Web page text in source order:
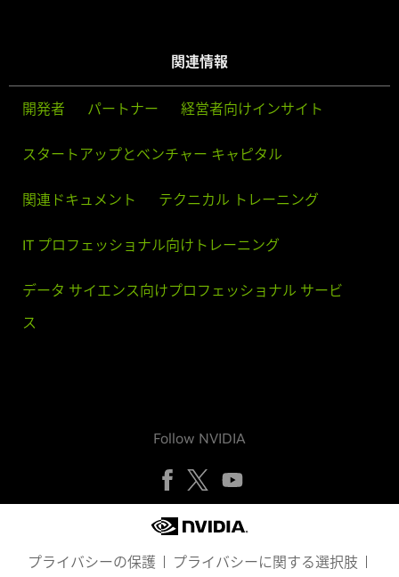
関連情報
開発者 パートナー 経営者向けインサイト
スタートアップとベンチャー キャピタル
関連ドキュメント テクニカル トレーニング
IT プロフェッショナル向けトレーニング
データ サイエンス向けプロフェッショナル サービ
ス
Follow NVIDIA
プライバシーの保護 プライバシーに関する選択肢